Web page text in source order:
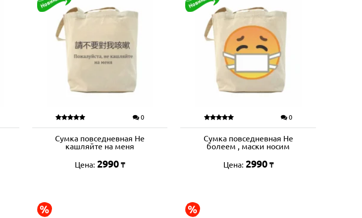
0
Сумка повседневная Не
кашляйте на меня
Цена: 2990 ₸
0
Сумка повседневная Не
болеем , маски носим
Цена: 2990 ₸